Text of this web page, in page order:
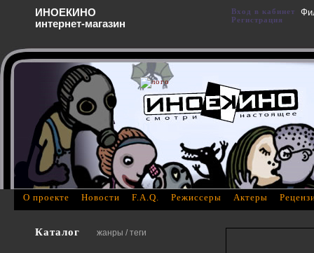
Каталог жанры / теги
О проекте Новости F.A.Q. Режиссеры Актеры
ИНОЕКИНО
интернет-магазин
Вход в кабинет
Регистрация